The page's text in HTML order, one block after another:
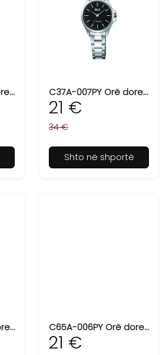
C37A-005PY Orë dore për femra Q&Q C37A-007PY Orë dore për femra Q&Q
21 €
34 €
Shto në shportë
C65A-005PY Orë dore për femra Q&Q C65A-006PY Orë dore për femra Q&Q
21 €